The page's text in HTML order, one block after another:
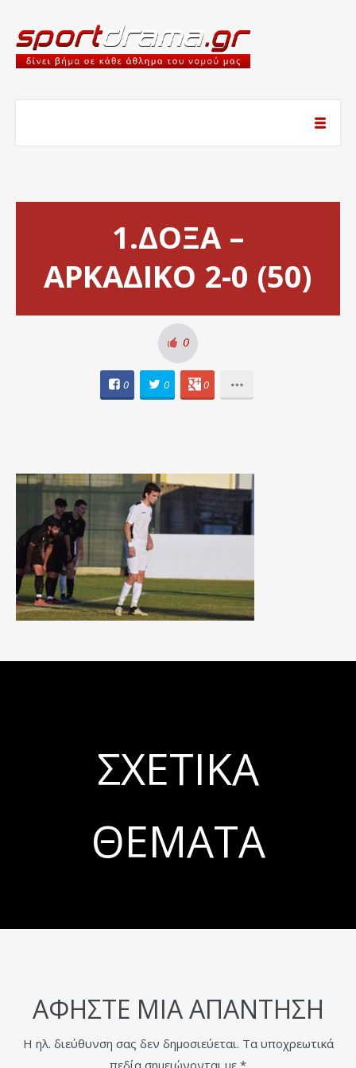
1.ΔΟΞΑ –
ΑΡΚΑΔΙΚΟ 2-0 (50)
0
0 0 0
ΣΧΕΤΙΚΆ
ΘΈΜΑΤΑ
ΑΦΉΣΤΕ ΜΙΑ ΑΠΆΝΤΗΣΗ
Η ηλ. διεύθυνση σας δεν δημοσιεύεται. Τα υποχρεωτικά